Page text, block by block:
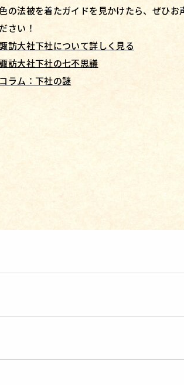
の法被を着たガイドを見かけたら、ぜひお
さい！
訪大社下社について詳しく見る
訪大社下社の七不思議
ラム：下社の謎